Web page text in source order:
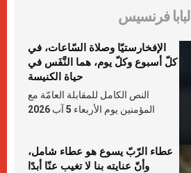
البابا فرنسيس
الإفخارستيّا وصلاة السّاعات، في
كلّ أسبوع وكلّ يوم، هما النَّفَس في
حياة الكنيسة
النص الكامل للمقابلة العامّة مع
المؤمنين يوم الأربعاء 5 آب 2026
عطاء الرّبّ يسوع هو عطاء شامل،
وأنّ عنايته بنا لا تغيب عنّا أبدًا